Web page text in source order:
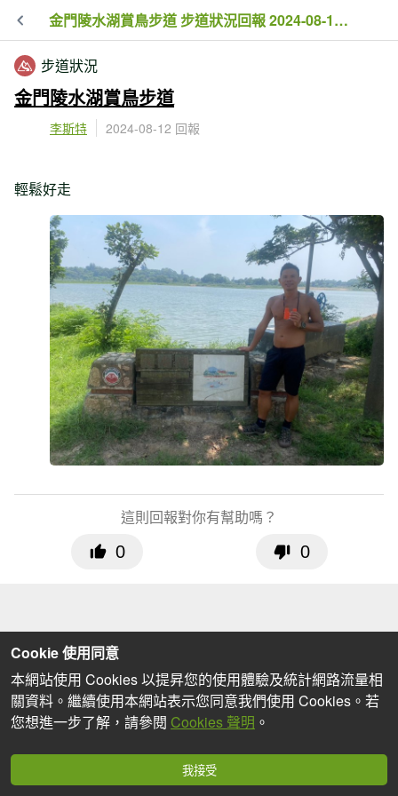
金門陵水湖賞鳥步道 步道狀況回報 2024-08-12 14:00
步道狀況
金門陵水湖賞鳥步道
李斯特 2024-08-12 回報
輕鬆好走
這則回報對你有幫助嗎？
0 0
Cookie 使用同意
本網站使用 Cookies 以提昇您的使用體驗及統計網路流量相
關資料。繼續使用本網站表示您同意我們使用 Cookies。若
您想進一步了解，請參閱 Cookies 聲明 。
我接受